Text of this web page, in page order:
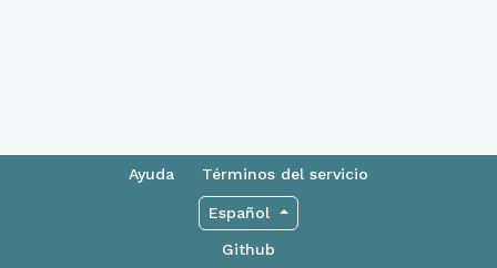
Ayuda Términos del servicio
Español
Github